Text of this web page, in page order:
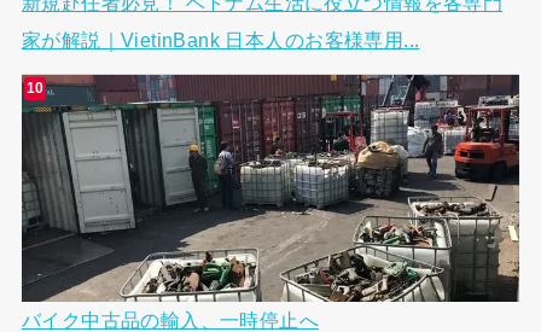
家が解説｜VietinBank 日本人のお客様専用...
バイク中古品の輸入、一時停止へ